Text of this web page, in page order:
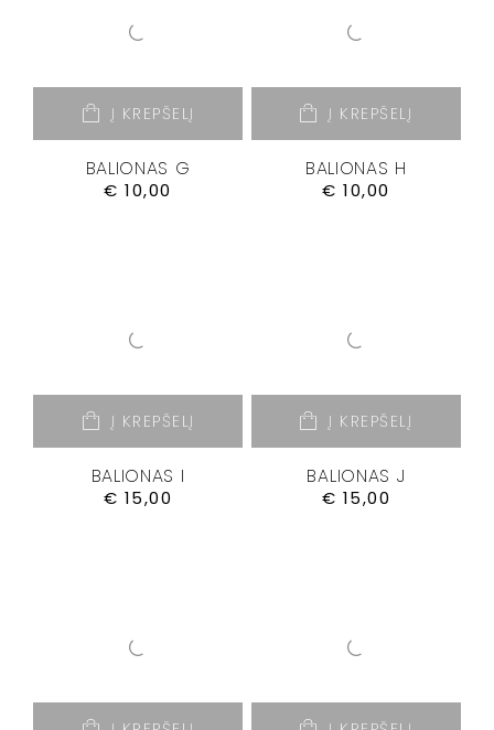
Į KREPŠELĮ
BALIONAS G
€ 10,00
Į KREPŠELĮ
BALIONAS H
€ 10,00
Į KREPŠELĮ
BALIONAS I
€ 15,00
Į KREPŠELĮ
BALIONAS J
€ 15,00